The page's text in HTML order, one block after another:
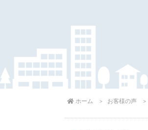
ホーム お客様の声